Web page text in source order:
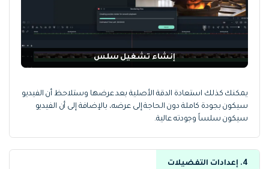
إنشاء تشغيل سلس
يمكنك كذلك استعادة الدقة الأصلية بعد عرضها وستلاحظ أن الفيديو
سيكون بجودة كاملة دون الحاجة إلى عرضه، بالإضافة إلى أن الفيديو
سيكون سلساً وجودته عالية.
4. إعدادات التفضيلات